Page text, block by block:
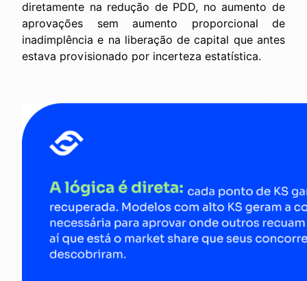
diretamente na redução de PDD, no aumento de
aprovações sem aumento proporcional de
inadimplência e na liberação de capital que antes
estava provisionado por incerteza estatística.